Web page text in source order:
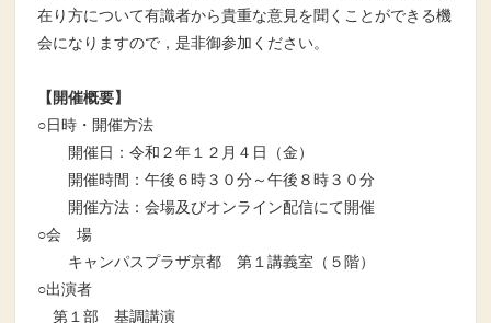
在り方について有識者から貴重な意見を聞くことができる機
会になりますので，是非御参加ください。
【開催概要】
○日時・開催方法
開催日：令和２年１２月４日（金）
開催時間：午後６時３０分～午後８時３０分
開催方法：会場及びオンライン配信にて開催
○会 場
キャンパスプラザ京都 第１講義室（５階）
○出演者
第１部 基調講演